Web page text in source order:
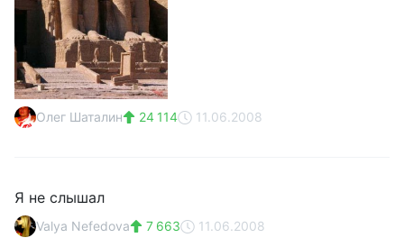
Олег Шаталин 24 114 11.06.2008
Я не слышал
Valya Nefedova 7 663 11.06.2008